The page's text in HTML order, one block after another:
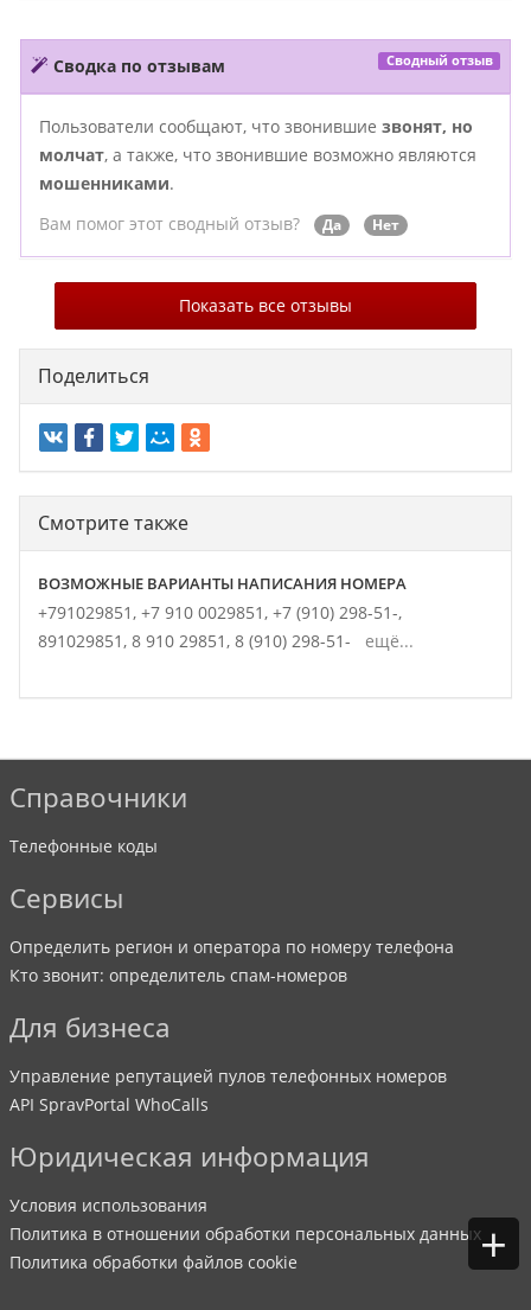
Сводка по отзывам Сводный отзыв
Пользователи сообщают, что звонившие звонят, но
молчат, а также, что звонившие возможно являются
мошенниками.
Вам помог этот сводный отзыв?
Да Нет
Показать все отзывы
+
Поделиться
Смотрите также
ВОЗМОЖНЫЕ ВАРИАНТЫ НАПИСАНИЯ НОМЕРА
+791029851, +7 910 0029851, +7 (910) 298-51-,
891029851, 8 910 29851, 8 (910) 298-51- ещё...
Справочники
Телефонные коды
Сервисы
Определить регион и оператора по номеру телефона
Кто звонит: определитель спам-номеров
Для бизнеса
Управление репутацией пулов телефонных номеров
API SpravPortal WhoCalls
Юридическая информация
Условия использования
Политика в отношении обработки персональных данных
Политика обработки файлов cookie